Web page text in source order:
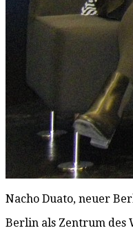
Nacho Duato, neuer
Berlin als Zentrum des